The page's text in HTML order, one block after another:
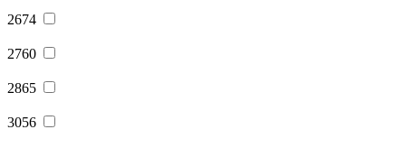
2674
2760
2865
3056